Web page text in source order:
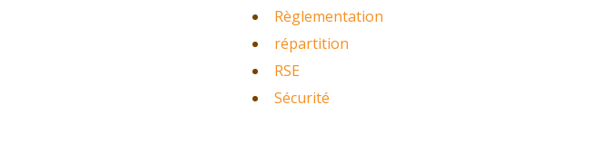
Règlementation
répartition
RSE
Sécurité